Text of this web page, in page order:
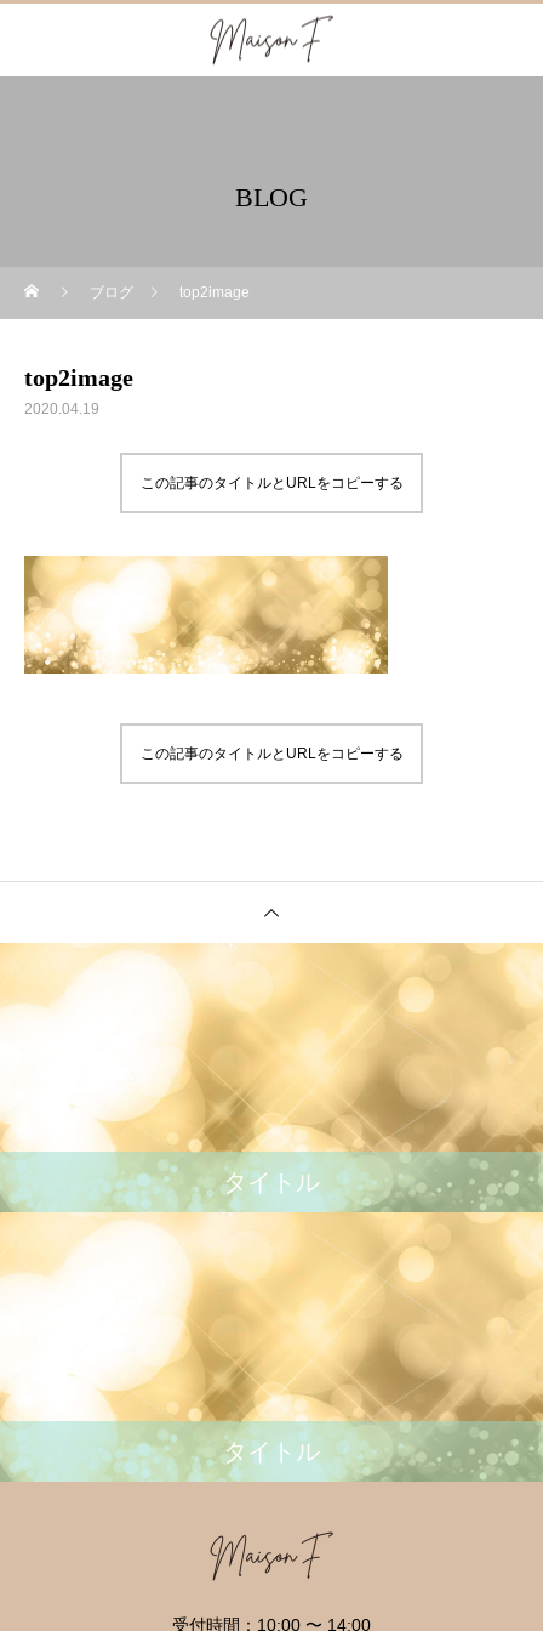
BLOG
ブログ top2image
top2image
2020.04.19
この記事のタイトルとURLをコピーする
この記事のタイトルとURLをコピーする
タイトル
タイトル
受付時間：10:00 〜 14:00